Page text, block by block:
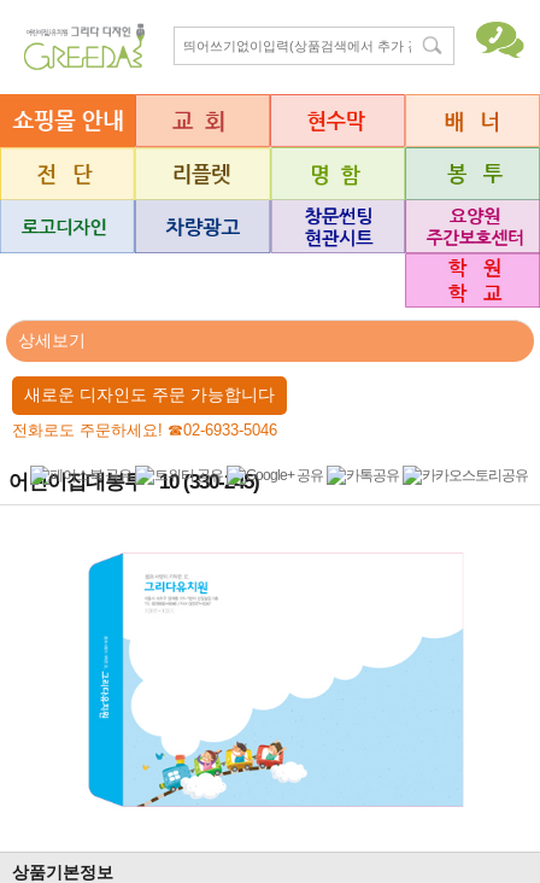
상세보기
새로운 디자인도 주문 가능합니다
전화로도 주문하세요! ☎02-6933-5046
어린이집대봉투 - 10 (330-245)
상품기본정보